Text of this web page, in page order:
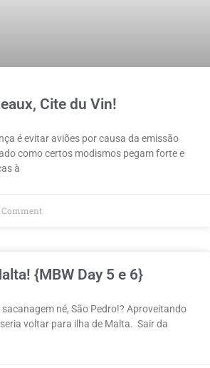
Cite du Vin!
é evitar aviões por causa da emissão
como certos modismos pegam forte e
à
Comment
{MBW Day 5 e 6}
né, São Pedro!? Aproveitando
voltar para ilha de Malta. Sair da